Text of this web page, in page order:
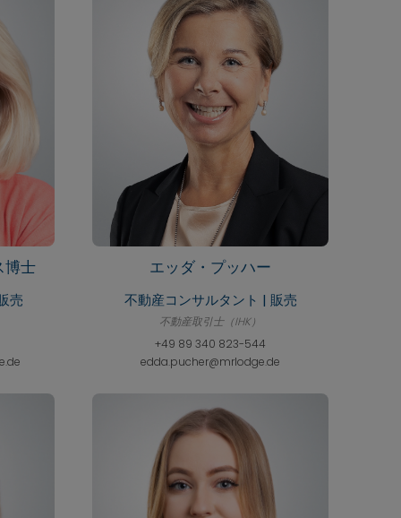
博士
売
エッダ・プッハー
不動産コンサルタント | 販売
不動産取引士（IHK）
+49 89 340 823-544
edda.pucher@mrlodge.de